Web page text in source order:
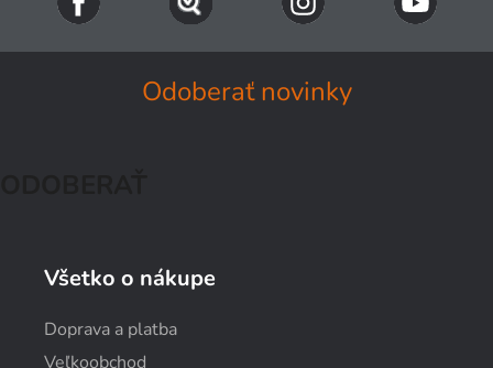
Odoberať novinky
Všetko o nákupe
Doprava a platba
Veľkoobchod